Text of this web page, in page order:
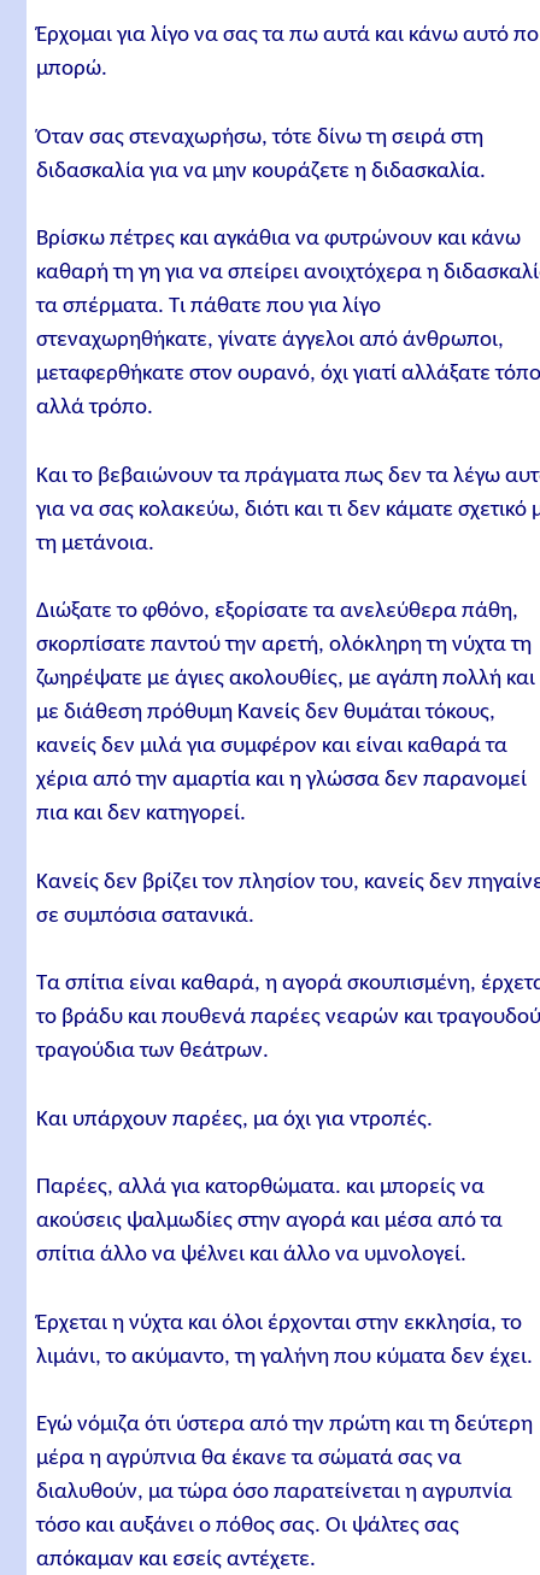
Έρχομαι για λίγο να σας τα πω αυτά και κάνω αυτό
μπορώ.
Όταν σας στεναχωρήσω, τότε δίνω τη σειρά στη
διδασκαλία για να μην κουράζετε η διδασκαλία.
Βρίσκω πέτρες και αγκάθια να φυτρώνουν και κάνω
καθαρή τη γη για να σπείρει ανοιχτόχερα η
τα σπέρματα. Τι πάθατε που για λίγο
στεναχωρηθήκατε, γίνατε άγγελοι από άνθρωποι,
μεταφερθήκατε στον ουρανό, όχι γιατί αλλάξατε
αλλά τρόπο.
Και το βεβαιώνουν τα πράγματα πως δεν τα λέγω
για να σας κολακεύω, διότι και τι δεν κάματε σχετικό
τη μετάνοια.
Διώξατε το φθόνο, εξορίσατε τα ανελεύθερα πάθη,
σκορπίσατε παντού την αρετή, ολόκληρη τη νύχτα τη
ζωηρέψατε με άγιες ακολουθίες, με αγάπη πολλή και
με διάθεση πρόθυμη Κανείς δεν θυμάται τόκους,
κανείς δεν μιλά για συμφέρον και είναι καθαρά τα
χέρια από την αμαρτία και η γλώσσα δεν παρανομεί
πια και δεν κατηγορεί.
Κανείς δεν βρίζει τον πλησίον του, κανείς δεν
σε συμπόσια σατανικά.
Τα σπίτια είναι καθαρά, η αγορά σκουπισμένη,
το βράδυ και πουθενά παρέες νεαρών και
τραγούδια των θεάτρων.
Και υπάρχουν παρέες, μα όχι για ντροπές.
Παρέες, αλλά για κατορθώματα. και μπορείς να
ακούσεις ψαλμωδίες στην αγορά και μέσα από τα
σπίτια άλλο να ψέλνει και άλλο να υμνολογεί.
Έρχεται η νύχτα και όλοι έρχονται στην εκκλησία, το
λιμάνι, το ακύμαντο, τη γαλήνη που κύματα δεν έχει.
Εγώ νόμιζα ότι ύστερα από την πρώτη και τη δεύτερη
μέρα η αγρύπνια θα έκανε τα σώματά σας να
διαλυθούν, μα τώρα όσο παρατείνεται η αγρυπνία
τόσο και αυξάνει ο πόθος σας. Οι ψάλτες σας
απόκαμαν και εσείς αντέχετε.